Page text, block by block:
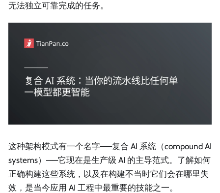
无法独立可靠完成的任务。
这种架构模式有一个名字——复合 AI 系统（compound AI
systems）——它现在是生产级 AI 的主导范式。了解如何
正确构建这些系统，以及在构建不当时它们会在哪里失
效，是当今应用 AI 工程中最重要的技能之一。